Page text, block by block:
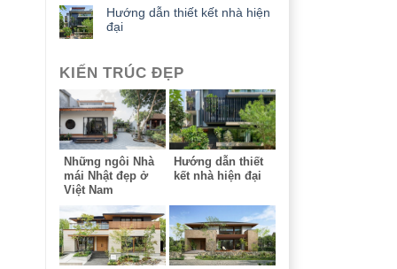
Hướng dẫn thiết kết nhà hiện
đại
KIẾN TRÚC ĐẸP
Những ngôi Nhà
mái Nhật đẹp ở
Việt Nam
Hướng dẫn thiết
kết nhà hiện đại